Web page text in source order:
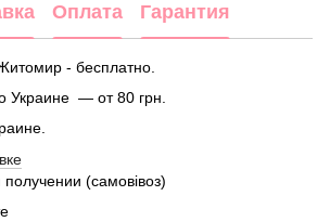
Оплата Гарантия
- бесплатно.
Украине — от 80 грн.
(самовівоз)